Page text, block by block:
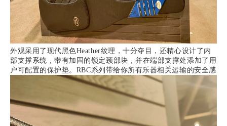
外观采用了现代黑色Heather纹理，十分夺目，还精心设计了内
部支撑系统，带有加固的锁定颈部块，并在端部支撑处添加了用
户可配置的保护垫。 RBC系列带给你所有乐器相关运输的安全感